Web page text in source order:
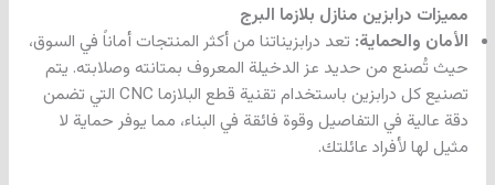
مميزات درابزين منازل بلازما البرج
الأمان والحماية: تعد درابزيناتنا من أكثر المنتجات أماناً في السوق،
حيث تُصنع من حديد عز الدخيلة المعروف بمتانته وصلابته. يتم
تصنيع كل درابزين باستخدام تقنية قطع البلازما CNC التي تضمن
دقة عالية في التفاصيل وقوة فائقة في البناء، مما يوفر حماية لا
مثيل لها لأفراد عائلتك.